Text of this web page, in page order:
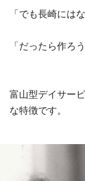
「でも長崎には
「だったら作ろう
富山型デイサー
な特徴です。